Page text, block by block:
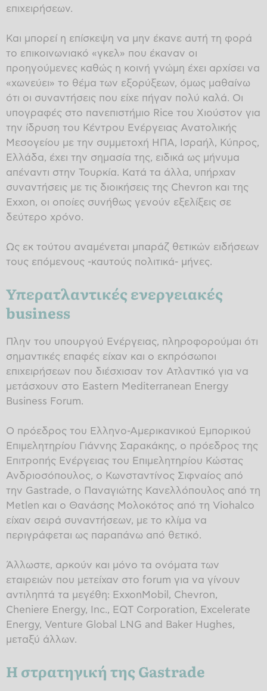
επιχειρήσεων.
Και μπορεί η επίσκεψη να μην έκανε αυτή τη φορά
το επικοινωνιακό «γκελ» που έκαναν οι
προηγούμενες καθώς η κοινή γνώμη έχει αρχίσει να
«χωνεύει» το θέμα των εξορύξεων, όμως μαθαίνω
ότι οι συναντήσεις που είχε πήγαν πολύ καλά. Οι
υπογραφές στο πανεπιστήμιο Rice του Χιούστον για
την ίδρυση του Κέντρου Ενέργειας Ανατολικής
Μεσογείου με την συμμετοχή ΗΠΑ, Ισραήλ, Κύπρος,
Ελλάδα, έχει την σημασία της, ειδικά ως μήνυμα
απέναντι στην Τουρκία. Κατά τα άλλα, υπήρχαν
συναντήσεις με τις διοικήσεις της Chevron και της
Exxon, οι οποίες συνήθως γενούν εξελίξεις σε
δεύτερο χρόνο.
Ως εκ τούτου αναμένεται μπαράζ θετικών ειδήσεων
τους επόμενους -καυτούς πολιτικά- μήνες.
Υπερατλαντικές ενεργειακές
business
Πλην του υπουργού Ενέργειας, πληροφορούμαι ότι
σημαντικές επαφές είχαν και ο εκπρόσωποι
επιχειρήσεων που διέσχισαν τον Ατλαντικό για να
μετάσχουν στο Eastern Mediterranean Energy
Business Forum.
Ο πρόεδρος του Ελληνο-Αμερικανικού Εμπορικού
Επιμελητηρίου Γιάννης Σαρακάκης, ο πρόεδρος της
Επιτροπής Ενέργειας του Επιμελητηρίου Κώστας
Ανδριοσόπουλος, ο Κωνσταντίνος Σιφναίος από
την Gastrade, ο Παναγιώτης Κανελλόπουλος από τη
Metlen και ο Θανάσης Μολοκότος από τη Viohalco
είχαν σειρά συναντήσεων, με το κλίμα να
περιγράφεται ως παραπάνω από θετικό.
Άλλωστε, αρκούν και μόνο τα ονόματα των
εταιρειών που μετείχαν στο forum για να γίνουν
αντιληπτά τα μεγέθη: ExxonMobil, Chevron,
Cheniere Energy, Inc., EQT Corporation, Excelerate
Energy, Venture Global LNG and Baker Hughes,
μεταξύ άλλων.
Η στρατηγική της Gastrade